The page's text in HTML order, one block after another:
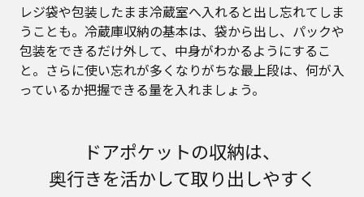
レジ袋や包装したまま冷蔵室へ入れると出し忘れてしま
うことも。冷蔵庫収納の基本は、袋から出し、パックや
包装をできるだけ外して、中身がわかるようにするこ
と。さらに使い忘れが多くなりがちな最上段は、何が入
っているか把握できる量を入れましょう。
ドアポケットの収納は、
奥行きを活かして取り出しやすく